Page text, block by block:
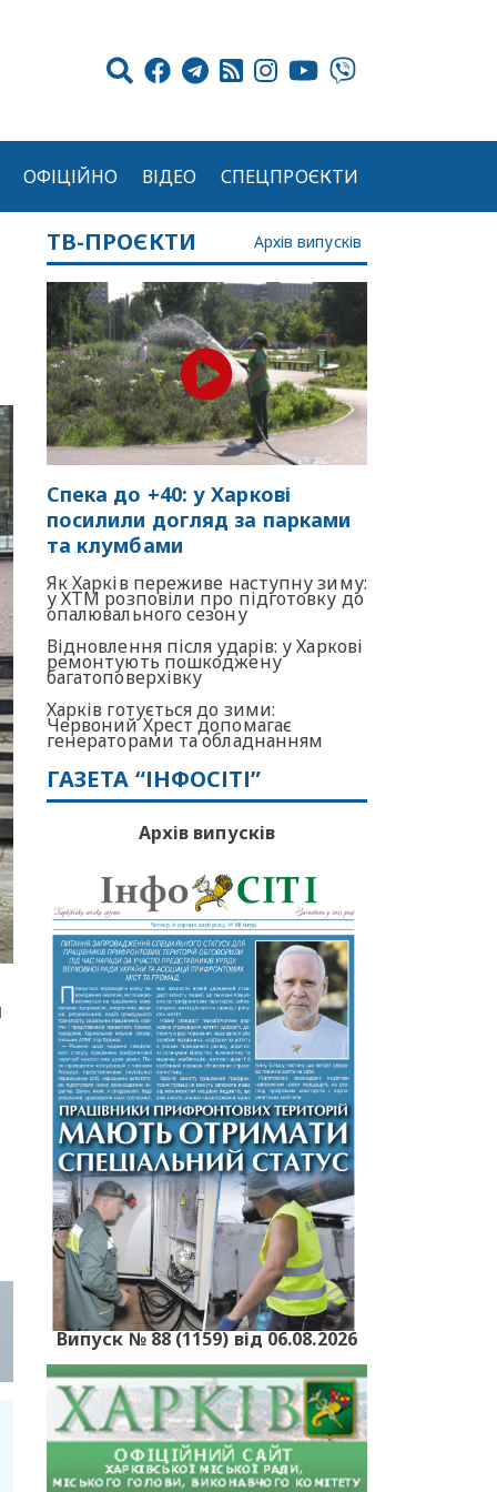
ОФІЦІЙНО ВІДЕО СПЕЦПРОЄКТИ
ТВ-ПРОЄКТИ Архів випусків
Спека до +40: у Харкові
посилили догляд за парками
та клумбами
Як Харків переживе наступну зиму:
у ХТМ розповіли про підготовку до
опалювального сезону
Відновлення після ударів: у Харкові
ремонтують пошкоджену
багатоповерхівку
Харків готується до зими:
Червоний Хрест допомагає
генераторами та обладнанням
ГАЗЕТА “ІНФОСІТІ”
Архів випусків
Випуск № 88 (1159) від 06.08.2026